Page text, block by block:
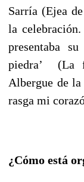
Sarría (Ejea
la
presentaba
piedra’ (La
Albergue de
rasga mi
¿Cómo está